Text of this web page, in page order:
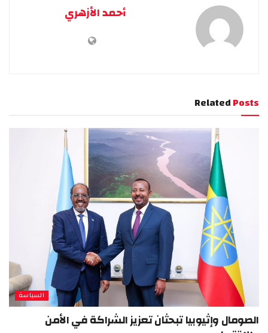
أحمد الأزهري
RelatedPosts
السياسة
الصومال وإثيوبيا تبحثان تعزيز الشراكة في الأمن